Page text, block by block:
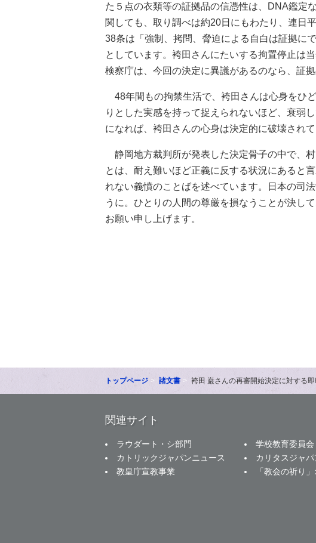
た５点の衣類等の証拠品の信憑性は、DNA鑑定
関しても、取り調べは約20日にもわたり、連日
38条は「強制、拷問、脅迫による自白は証拠に
としています。袴田さんにたいする拘置停止は
検察庁は、今回の決定に異議があるのなら、証
48年間もの拘禁生活で、袴田さんは心身をひ
りとした実感を持って捉えられないほど、衰弱
になれば、袴田さんの心身は決定的に破壊されて
静岡地方裁判所が発表した決定骨子の中で、
とは、耐え難いほど正義に反する状況にあると
れない義憤のことばを述べています。日本の司
うに。ひとりの人間の尊厳を損なうことが決し
お願い申し上げます。
トップページ 諸文書 袴田 巌さんの再審開始決定に対する
関連サイト
ラウダート・シ部門
学校教育委員会
カトリックジャパンニュース
カリタスジャパ
教皇庁宣教事業
「教会の祈り